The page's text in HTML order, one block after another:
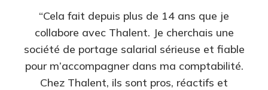
“Cela fait depuis plus de 14 ans que je
collabore avec Thalent. Je cherchais une
société de portage salarial sérieuse et fiable
pour m’accompagner dans ma comptabilité.
Chez Thalent, ils sont pros, réactifs et